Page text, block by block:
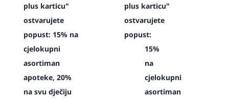
plus karticu"
ostvarujete
popust: 15% na
cjelokupni
asortiman
apoteke, 20%
na svu dječiju
plus karticu"
ostvarujete
popust:
15%
na
cjelokupni
asortiman